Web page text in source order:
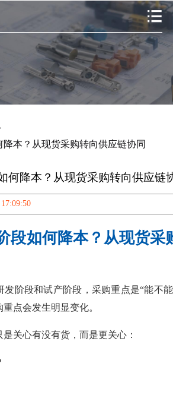
本？从现货采购转向供应链协同
何降本？从现货采购转向供应链
段如何降本？从现货采
发阶段和试产阶段，采购重点是“能不
点会发生明显变化。
关心有没有货，而是更关心：